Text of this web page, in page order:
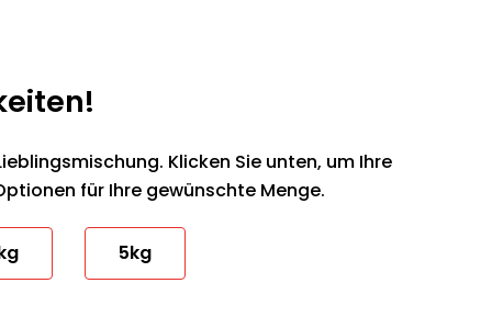
Klicken Sie unten, um Ihre
für Ihre gewünschte Menge.
5kg